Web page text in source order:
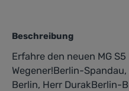
Beschreibung
Erfahre den neuen MG
Wegener!Berlin-
Berlin, Herr DurakBerlin-